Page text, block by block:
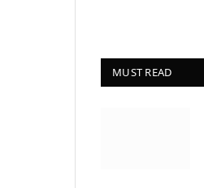
MUST READ